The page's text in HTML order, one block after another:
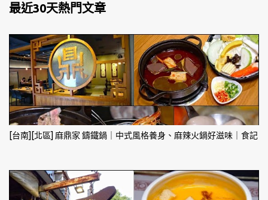
最近30天熱門文章
[台南][北區] 麻鼎家 鑄鐵鍋｜中式風格養身、麻辣火鍋好滋味｜食記